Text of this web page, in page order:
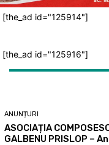
[the_ad id="125914"]
[the_ad id="125916"]
ANUNȚURI
ASOCIAȚIA
GALBENU PRISLOP –